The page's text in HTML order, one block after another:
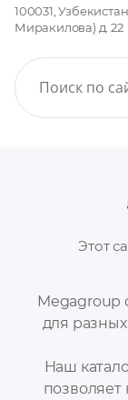
Megagroup
для
Наш
позволяет
Этот
100031,
Миракилова) д. 22